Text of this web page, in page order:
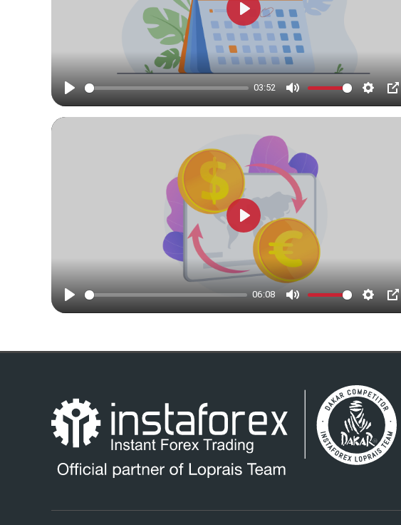
Play
03:52
Mute
Play
Play
06:08
Mute
Play